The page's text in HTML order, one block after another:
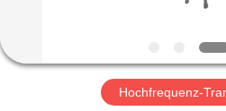
ÜBER
UNS
Hochfrequenz-